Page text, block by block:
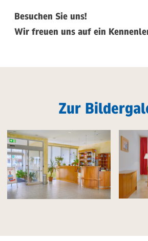
Besuchen Sie uns!
Wir freuen uns auf ein
Zur